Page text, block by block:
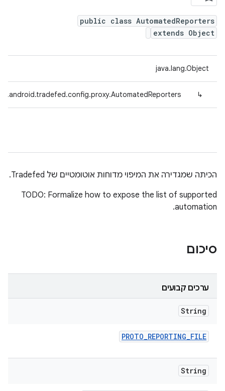
public class AutomatedReporters
extends Object
java.lang.Object
↳
הכיתה שמגדירה את המיפוי מדוחות אוטומטיים של Tradefed.
TODO: Formalize how to expose the list of supported
automation.
סיכום
ערכים קבועים
String
PROTO_REPORTING_FILE
String